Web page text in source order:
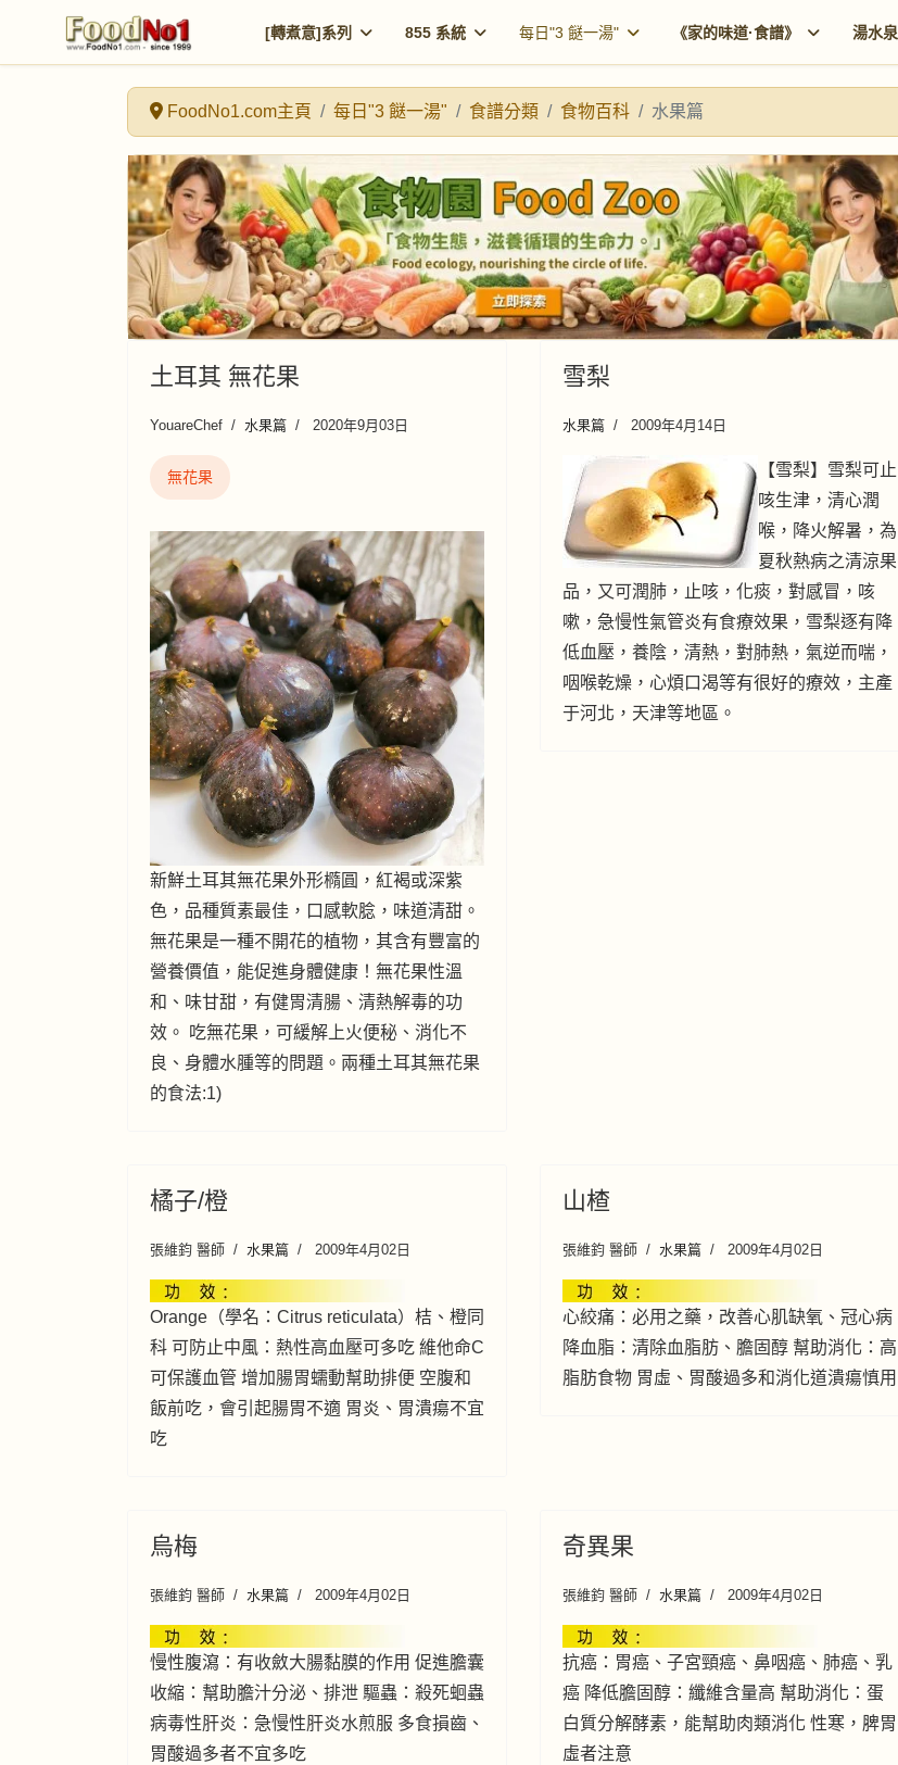
[轉煮意]系列 855 系統 每日"3 餸一湯" 《家的味道·食譜》 湯水泉
FoodNo1.com主頁 每日"3 餸一湯" 食譜分類 食物百科 水果篇
土耳其 無花果
YouareChef 水果篇 2020年9月03日
無花果
新鮮土耳其無花果外形橢圓，紅褐或深紫
色，品種質素最佳，口感軟腍，味道清甜。
無花果是一種不開花的植物，其含有豐富的
營養價值，能促進身體健康！無花果性溫
和、味甘甜，有健胃清腸、清熱解毒的功
效。 吃無花果，可緩解上火便秘、消化不
良、身體水腫等的問題。兩種土耳其無花果
的食法:1)
雪梨
水果篇 2009年4月14日
【雪梨】雪梨可止
咳生津，清心潤
喉，降火解暑，為
夏秋熱病之清涼果
品，又可潤肺，止咳，化痰，對感冒，咳
嗽，急慢性氣管炎有食療效果，雪梨逐有降
低血壓，養陰，清熱，對肺熱，氣逆而喘，
咽喉乾燥，心煩口渴等有很好的療效，主產
于河北，天津等地區。
橘子/橙
張維鈞 醫師 水果篇 2009年4月02日
Orange（學名：Citrus reticulata）桔、橙同
科 可防止中風：熱性高血壓可多吃 維他命C
可保護血管 增加腸胃蠕動幫助排便 空腹和
飯前吃，會引起腸胃不適 胃炎、胃潰瘍不宜
吃
山楂
張維鈞 醫師 水果篇 2009年4月02日
心絞痛：必用之藥，改善心肌缺氧、冠心病
降血脂：清除血脂肪、膽固醇 幫助消化：高
脂肪食物 胃虛、胃酸過多和消化道潰瘍慎用
烏梅
張維鈞 醫師 水果篇 2009年4月02日
慢性腹瀉：有收斂大腸黏膜的作用 促進膽囊
收縮：幫助膽汁分泌、排泄 驅蟲：殺死蛔蟲
病毒性肝炎：急慢性肝炎水煎服 多食損齒、
胃酸過多者不宜多吃
奇異果
張維鈞 醫師 水果篇 2009年4月02日
抗癌：胃癌、子宮頸癌、鼻咽癌、肺癌、乳
癌 降低膽固醇：纖維含量高 幫助消化：蛋
白質分解酵素，能幫助肉類消化 性寒，脾胃
虛者注意